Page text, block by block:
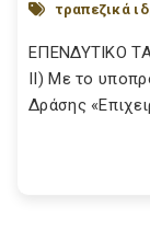
τραπεζικά
ΕΠΕΝΔΥΤΙΚΟ
ΙΙ) Με το
Δράσης